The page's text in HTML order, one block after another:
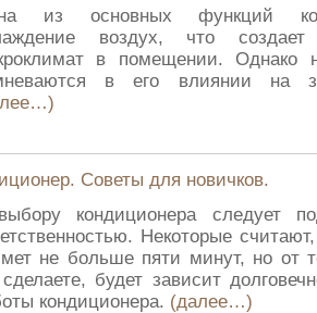
из основных функций
воздух, что создает
в помещении. Однако
в его влиянии на
Советы для новичков.
кондиционера следует
Некоторые
не больше пяти минут, но от
будет зависит
кондиционера. (далее…)